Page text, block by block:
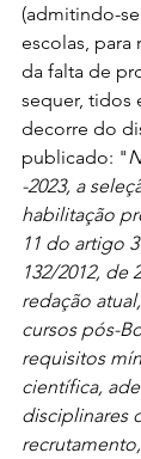
(admitindo-
escolas, para
da falta de
sequer, tidos
decorre do
publicado: "
-2023, a
habilitação
11 do artigo
132/2012, de
redação
cursos pós-
requisitos
científica,
disciplinares